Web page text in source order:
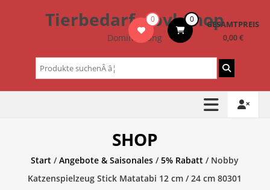
Tierbedarf – bvl-Shop
Dominik Lang
0 0 GESAMTPREIS
0,00 €
Suchen
nach:
SHOP
Start /Angebote & Saisonales /5% Rabatt / Nobby
Katzenspielzeug Stick Matatabi 12 cm / 24 cm 80301